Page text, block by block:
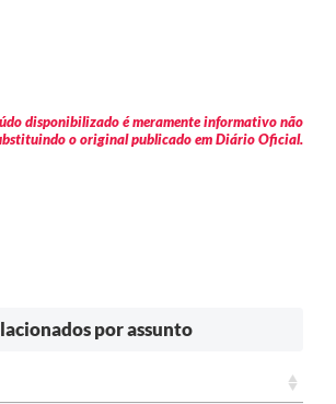
disponibilizado é meramente informativo não
o original publicado em Diário Oficial.
por assunto